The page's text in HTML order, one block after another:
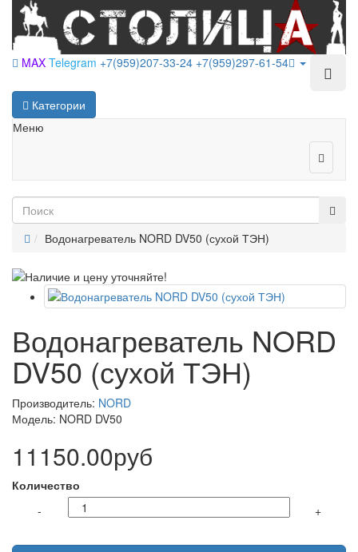
MAX Telegram +7(959)207-33-24 +7(959)297-61-54
Категории
Меню
Водонагреватель NORD DV50 (сухой ТЭН)
Водонагреватель NORD
DV50 (сухой ТЭН)
Производитель: NORD
Модель: NORD DV50
11150.00руб
Количество
-
+